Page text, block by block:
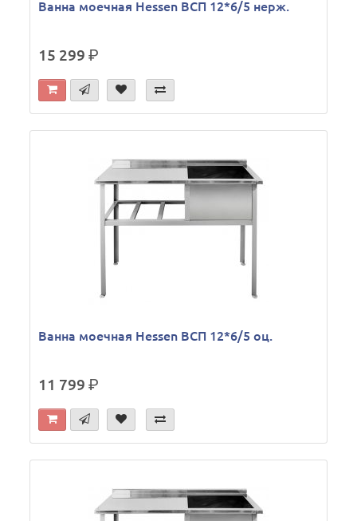
Ванна моечная Hessen ВСП 12*6/5 нерж.
15 299р.
Ванна моечная Hessen ВСП 12*6/5 оц.
11 799р.